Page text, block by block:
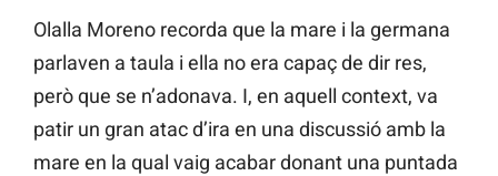
Olalla Moreno recorda que la mare i la germana
parlaven a taula i ella no era capaç de dir res,
però que se n’adonava. I, en aquell context, va
patir un gran atac d’ira en una discussió amb la
mare en la qual vaig acabar donant una puntada